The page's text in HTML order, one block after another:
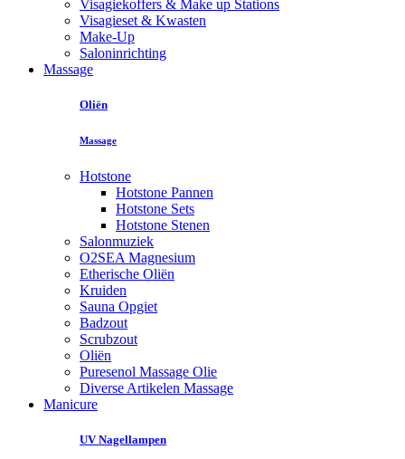
Visagiekoffers & Make up Stations
Visagieset & Kwasten
Make-Up
Saloninrichting
Massage
Oliën
Massage
Hotstone
Hotstone Pannen
Hotstone Sets
Hotstone Stenen
Salonmuziek
O2SEA Magnesium
Etherische Oliën
Kruiden
Sauna Opgiet
Badzout
Scrubzout
Oliën
Puresenol Massage Olie
Diverse Artikelen Massage
Manicure
UV Nagellampen